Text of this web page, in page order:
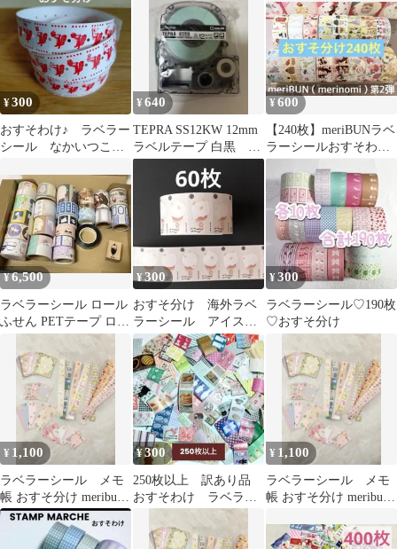
¥300
おすそわけ♪ ラベラー
シール なかいつこさ
¥640
TEPRA SS12KW 12mm
ラベルテープ 白黒 強
粘着
¥600
【240枚】meriBUNラベ
ラーシールおすそわけ
【16柄×各15枚】
¥6,500
ラベラーシール ロール
ふせん PETテープ ロー
ルシール 23巻 まとめ売
¥300
おすそ分け 海外ラベ
ラーシール アイスク
リーム アヒル 60枚
¥300
ラベラーシール♡190枚
♡おすそ分け
¥ 1,100
ラベラーシール メモ
帳 おすそ分け meribun
merinomi メリブン②
¥300
250枚以上 訳あり品
おすそわけ ラベラー
シール ロールシール
¥ 1,100
ラベラーシール メモ
帳 おすそ分け meribun